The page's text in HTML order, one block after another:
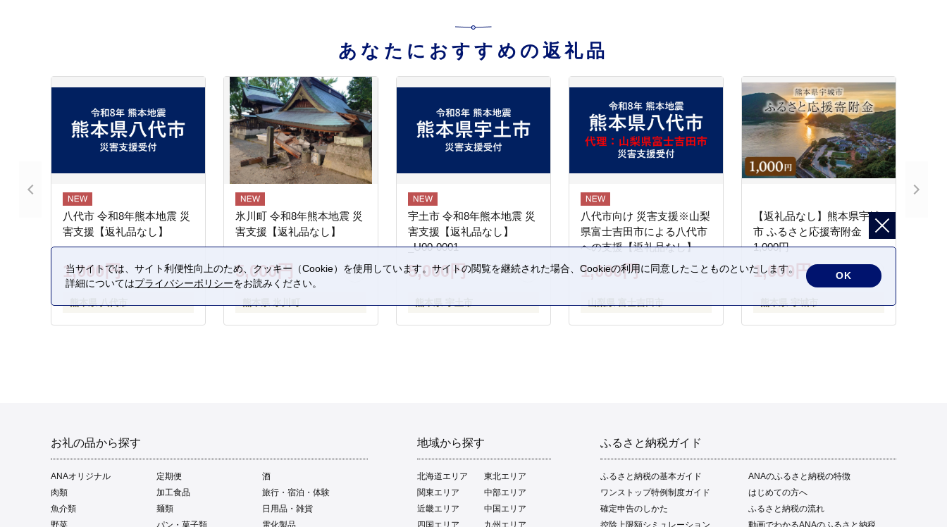
あなたにおすすめの返礼品
八代市 令和8年熊本地震 災
害支援【返礼品なし】
1,000円
熊本県 八代市
氷川町 令和8年熊本地震 災
害支援【返礼品なし】
5,000円
熊本県 氷川町
宇土市 令和8年熊本地震 災
害支援【返礼品なし】
_U00-0001
5,000円
熊本県 宇土市
八代市向け 災害支援※山梨
県富士吉田市による八代市
への支援【返礼品なし】
1,000円
山梨県 富士吉田市
【返礼品なし】熊本県宇城
市 ふるさと応援寄附金
1,000円
1,000円
熊本県 宇城市
お礼の品から探す
ANAオリジナル 定期便
酒
肉類
加工食品
旅行・宿泊・体験
魚介類
麺類
日用品・雑貨
野菜
パン・菓子類 電化製品
地域から探す
北海道エリア
東北エリア
関東エリア
中部エリア
近畿エリア
中国エリア
四国エリア
九州エリア
ふるさと納税ガイド
ふるさと納税の基本ガイド
ANAのふるさと納税の特徴
ワンストップ特例制度ガイド
はじめての方へ
確定申告のしかた
ふるさと納税の流れ
控除上限額シミュレーション
動画でわかるANAのふるさと納税
当サイトでは、サイト利便性向上のため、クッキー（Cookie）を使用しています。サイトの閲覧を継続された場合、Cookieの利用に同意したことものといたします。
詳細についてはプライバシーポリシーをお読みください。
OK